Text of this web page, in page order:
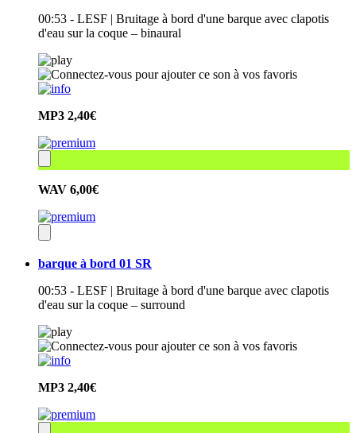
00:53 - LESF | Bruitage à bord d'une barque avec clapotis
d'eau sur la coque – binaural
MP3 2,40€
WAV 6,00€
barque à bord 01 SR
00:53 - LESF | Bruitage à bord d'une barque avec clapotis
d'eau sur la coque – surround
MP3 2,40€